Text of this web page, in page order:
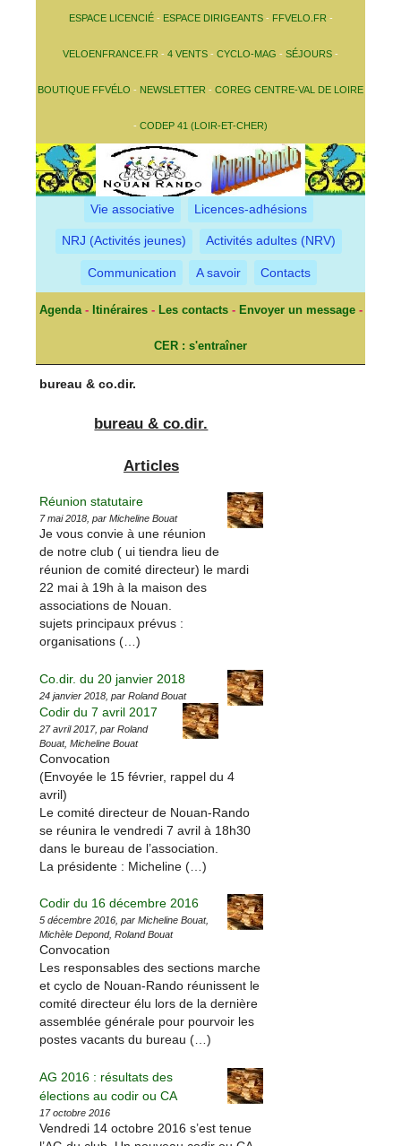
ESPACE LICENCIÉ- ESPACE DIRIGEANTS- FFVELO.FR -
VELOENFRANCE.FR - 4 VENTS - CYCLO-MAG - SÉJOURS -
BOUTIQUE FFVÉLO - NEWSLETTER - COREG CENTRE-VAL DE LOIRE
- CODEP 41 (LOIR-ET-CHER)
Vie associative Licences-adhésions
NRJ (Activités jeunes) Activités adultes (NRV)
Communication A savoir Contacts
Agenda- Itinéraires- Les contacts- Envoyer un message-
CER : s'entraîner
bureau & co.dir.
bureau & co.dir.
Articles
Réunion statutaire
7 mai 2018, par Micheline Bouat
Je vous convie à une réunion
de notre club ( ui tiendra lieu de
réunion de comité directeur) le mardi
22 mai à 19h à la maison des
associations de Nouan.
sujets principaux prévus :
organisations (…)
Co.dir. du 20 janvier 2018
24 janvier 2018, par Roland Bouat
Codir du 7 avril 2017
27 avril 2017, par Roland
Bouat, Micheline Bouat
Convocation
(Envoyée le 15 février, rappel du 4
avril)
Le comité directeur de Nouan-Rando
se réunira le vendredi 7 avril à 18h30
dans le bureau de l’association.
La présidente : Micheline (…)
Codir du 16 décembre 2016
5 décembre 2016, par Micheline Bouat,
Michèle Depond, Roland Bouat
Convocation
Les responsables des sections marche
et cyclo de Nouan-Rando réunissent le
comité directeur élu lors de la dernière
assemblée générale pour pourvoir les
postes vacants du bureau (…)
AG 2016 : résultats des
élections au codir ou CA
17 octobre 2016
Vendredi 14 octobre 2016 s’est tenue